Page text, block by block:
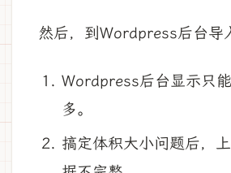
然后，到Wordpress后台导
Wordpress后台显示只
多。
搞定体积大小问题后，